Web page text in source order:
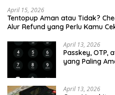
April 15, 2026
Tentopup Aman atau Tidak?
Alur Refund yang Perlu Kamu
April 13, 2026
Passkey, OTP,
yang Paling
April 13, 2026